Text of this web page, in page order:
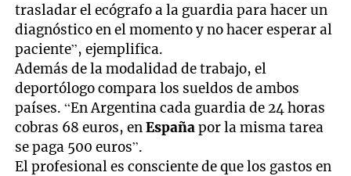
trasladar el ecógrafo a la guardia para hacer un
diagnóstico en el momento y no hacer esperar al
paciente”, ejemplifica.
Además de la modalidad de trabajo, el
deportólogo compara los sueldos de ambos
países. “En Argentina cada guardia de 24 horas
cobras 68 euros, enEspañapor la misma tarea
se paga 500 euros”.
El profesional es consciente de que los gastos en